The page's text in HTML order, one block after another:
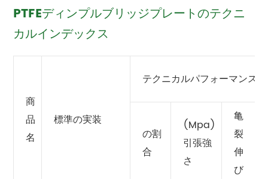
PTFEディンプルブリッジプレートのテクニ
カルインデックス
商
品
名
標準の実装
テクニカルパフォーマンス
の割
合
(Mpa)
引張強
さ
亀
裂
伸
び